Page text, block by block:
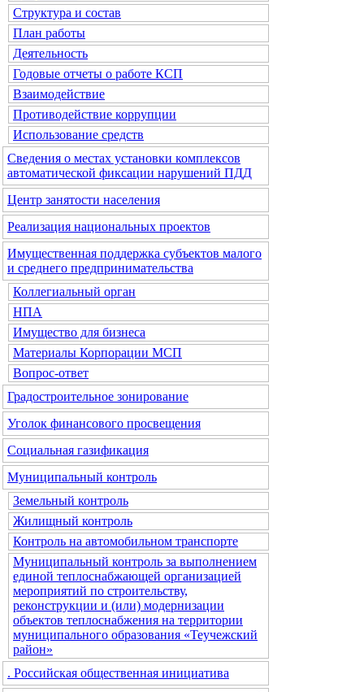
Структура и состав
План работы
Деятельность
Годовые отчеты о работе КСП
Взаимодействие
Противодействие коррупции
Использование средств
Сведения о местах установки комплексов
автоматической фиксации нарушений ПДД
Центр занятости населения
Реализация национальных проектов
Имущественная поддержка субъектов малого
и среднего предпринимательства
Коллегиальный орган
НПА
Имущество для бизнеса
Материалы Корпорации МСП
Вопрос-ответ
Градостроительное зонирование
Уголок финансового просвещения
Социальная газификация
Муниципальный контроль
Земельный контроль
Жилищный контроль
Контроль на автомобильном транспорте
Муниципальный контроль за выполнением
единой теплоснабжающей организацией
мероприятий по строительству,
реконструкции и (или) модернизации
объектов теплоснабжения на территории
муниципального образования «Теучежский
район»
. Российская общественная инициатива